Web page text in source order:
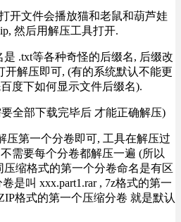
开文件会播放猫和老鼠和葫芦娃
然后用解压工具打开.
.txt等各种奇怪的后缀名, 后缀改
开解压即可, (有的系统默认不能更
度下如何显示文件后缀名).
全部下载完毕后 才能正确解压)
压第一个分卷即可, 工具在解压过
需要每个分卷都解压一遍 (所以
缩格式的第一个分卷命名是有区
是叫 xxx.part1.rar , 7z格式的第一
格式的第一个压缩分卷 就是默认